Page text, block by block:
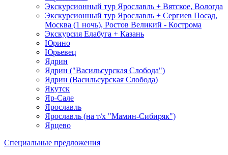
Экскурсионный тур Ярославль + Вятское, Вологда
Экскурсионный тур Ярославль + Сергиев Посад,
Москва (1 ночь), Ростов Великий - Кострома
Экскурсия Елабуга + Казань
Юрино
Юрьевец
Ядрин
Ядрин ("Васильсурская Слобода")
Ядрин (Васильсурская Слобода)
Якутск
Яр-Сале
Ярославль
Ярославль (на т/х "Мамин-Сибиряк")
Ярцево
Специальные предложения